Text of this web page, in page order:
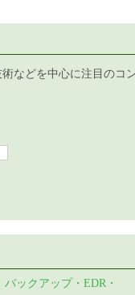
などを中心に注目のコ
ックアップ・EDR・